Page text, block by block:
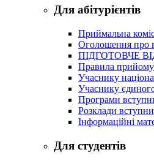
Для абітурієнтів
Приймальна
Оголошення про
ПІДГОТОВЧЕ
Правила
Учаснику
Учаснику
Програми
Розклади
Інформаційні
Для студентів